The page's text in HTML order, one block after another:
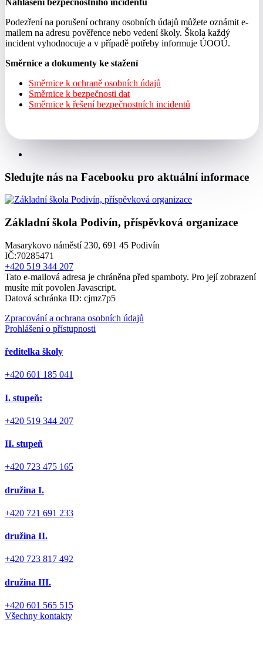
Podezření na porušení ochrany osobních údajů můžete oznámit e-
mailem na adresu pověřence nebo vedení školy. Škola každý
incident vyhodnocuje a v případě potřeby informuje ÚOOÚ.
Směrnice a dokumenty ke stažení
Směrnice k ochraně osobních údajů
Směrnice k bezpečnosti dat
Směrnice k řešení bezpečnostních incidentů
Sledujte nás na Facebooku pro aktuální informace
Základní škola Podivín, příspěvková organizace
Masarykovo náměstí 230, 691 45 Podivín
IČ:70285471
+420 519 344 207
Tato e-mailová adresa je chráněna před spamboty. Pro její zobrazení
musíte mít povolen Javascript.
Datová schránka ID: cjmz7p5
Zpracování a ochrana osobních údajů
Prohlášení o přístupnosti
ředitelka školy
+420 601 185 041
I. stupeň:
+420 519 344 207
II. stupeň
+420 723 475 165
družina I.
+420 721 691 233
družina II.
+420 723 817 492
družina III.
+420 601 565 515
Všechny kontakty